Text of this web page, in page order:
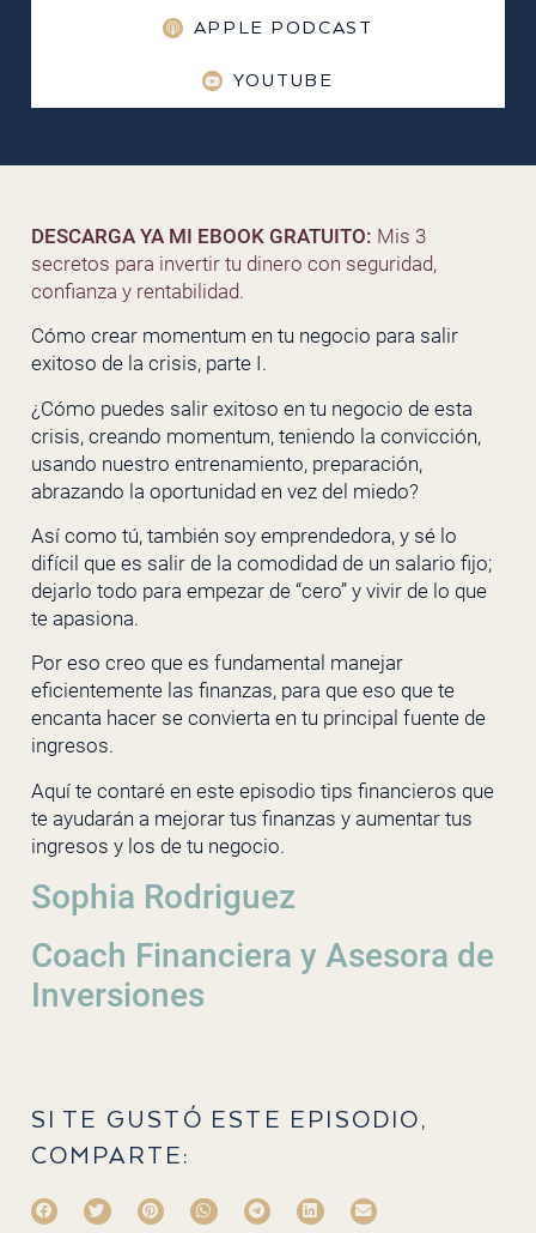
APPLE PODCAST
YOUTUBE
DESCARGA YA MI EBOOK GRATUITO: Mis 3
secretos para invertir tu dinero con seguridad,
confianza y rentabilidad.
Cómo crear momentum en tu negocio para salir
exitoso de la crisis, parte I.
¿Cómo puedes salir exitoso en tu negocio de esta
crisis, creando momentum, teniendo la convicción,
usando nuestro entrenamiento, preparación,
abrazando la oportunidad en vez del miedo?
Así como tú, también soy emprendedora, y sé lo
difícil que es salir de la comodidad de un salario fijo;
dejarlo todo para empezar de “cero” y vivir de lo que
te apasiona.
Por eso creo que es fundamental manejar
eficientemente las finanzas, para que eso que te
encanta hacer se convierta en tu principal fuente de
ingresos.
Aquí te contaré en este episodio tips financieros que
te ayudarán a mejorar tus finanzas y aumentar tus
ingresos y los de tu negocio.
Sophia Rodriguez
Coach Financiera y Asesora de
Inversiones
SI TE GUSTÓ ESTE EPISODIO,
COMPARTE: